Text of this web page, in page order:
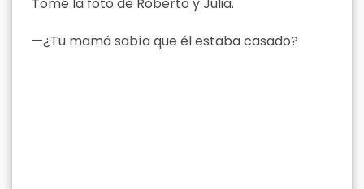
Tomé la foto de Roberto y Julia.
—¿Tu mamá sabía que él estaba casado?